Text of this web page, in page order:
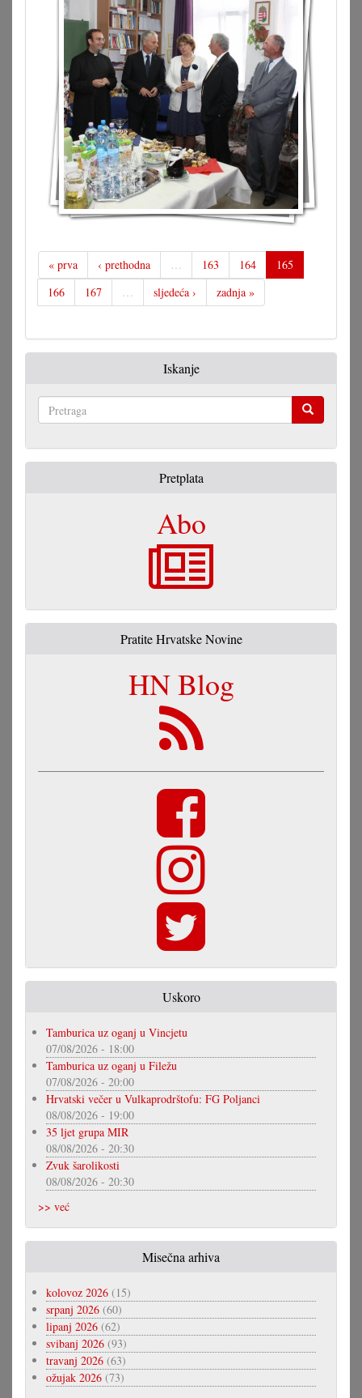
« prva ‹ prethodna … 163 164
165
166
167 … sljedeća › zadnja »
Iskanje
Pretplata
Abo
Pratite Hrvatske Novine
HN Blog
Uskoro
Tamburica uz oganj u Vincjetu
07/08/2026 - 18:00
Tamburica uz oganj u Filežu
07/08/2026 - 20:00
Hrvatski večer u Vulkaprodrštofu: FG Poljanci
08/08/2026 - 19:00
35 ljet grupa MIR
08/08/2026 - 20:30
Zvuk šarolikosti
08/08/2026 - 20:30
>> već
Misečna arhiva
kolovoz 2026 (15)
srpanj 2026 (60)
lipanj 2026 (62)
svibanj 2026 (93)
travanj 2026 (63)
ožujak 2026 (73)